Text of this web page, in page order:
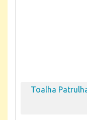
Toalha